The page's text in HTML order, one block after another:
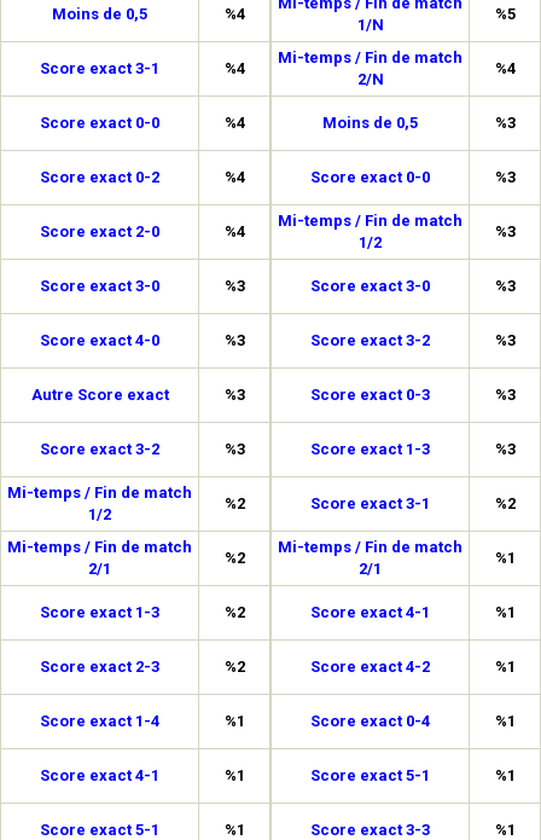
Moins de 0,5 %4
Score exact 3-1 %4
Score exact 0-0 %4
Score exact 0-2 %4
Score exact 2-0 %4
Score exact 3-0 %3
Score exact 4-0 %3
Autre Score exact %3
Score exact 3-2 %3
Mi-temps / Fin de match
1/2
%2
Mi-temps / Fin de match
2/1
%2
Score exact 1-3 %2
Score exact 2-3 %2
Score exact 1-4 %1
Score exact 4-1 %1
Score exact 5-1 %1
1/N
%5
Mi-temps / Fin de match
2/N
%4
Moins de 0,5 %3
Score exact 0-0 %3
Mi-temps / Fin de match
1/2
%3
Score exact 3-0 %3
Score exact 3-2 %3
Score exact 0-3 %3
Score exact 1-3 %3
Score exact 3-1 %2
Mi-temps / Fin de match
2/1
%1
Score exact 4-1 %1
Score exact 4-2 %1
Score exact 0-4 %1
Score exact 5-1 %1
Score exact 3-3 %1